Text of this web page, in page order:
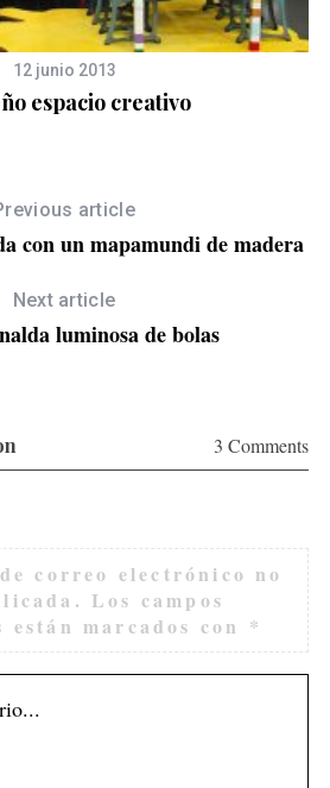
12 junio 2013
espacio creativo
article
con un mapamundi de madera
Next article
luminosa de bolas
3 Comments
correo electrónico no
Los campos
marcados con *